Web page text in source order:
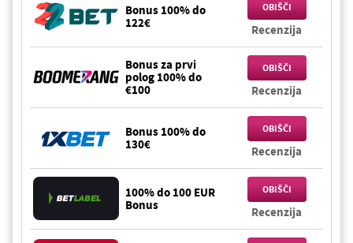
Bonus 100% do
122€
OBIŠČI
Recenzija
Bonus za prvi
polog 100% do
€100
OBIŠČI
Recenzija
Bonus 100% do
130€
OBIŠČI
Recenzija
100% do 100 EUR
Bonus
OBIŠČI
Recenzija